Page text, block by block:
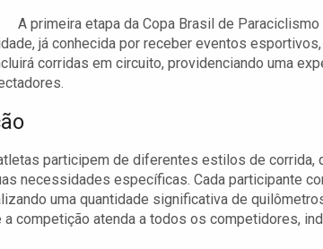
A primeira etapa da Copa Brasil de
já conhecida por receber eventos
corridas em circuito, providenciando uma
participem de diferentes estilos de corrida,
necessidades específicas. Cada participante
uma quantidade significativa de
competição atenda a todos os competidores,